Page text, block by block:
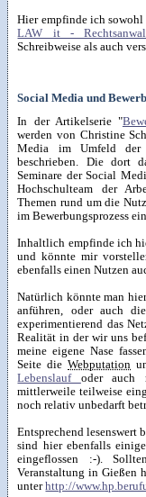
Hier empfinde ich sowohl
LAW it -
Schreibweise als auch
Social Media und
In der Artikelserie "
werden von Christine
Media im Umfeld der
beschrieben. Die dort
Seminare der Social
Hochschulteam der
Themen rund um die
im Bewerbungsprozess
Inhaltlich empfinde ich
und könnte mir
ebenfalls einen Nutzen
Natürlich könnte man
anführen, oder auch
experimentierend das
Realität in der wir uns
meine eigene Nase
Seite die Webputation
Lebenslauf oder auch
mittlerweile teilweise
noch relativ unbedarft
Entsprechend lesenswert
sind hier ebenfalls
eingeflossen :-).
Veranstaltung in Gießen
unterhttp://